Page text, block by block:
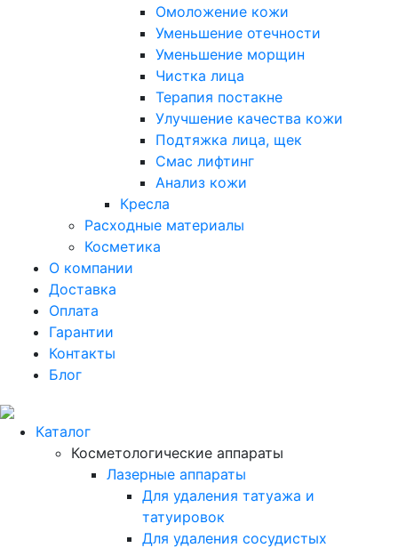
Омоложение кожи
Уменьшение отечности
Уменьшение морщин
Чистка лица
Терапия постакне
Улучшение качества кожи
Подтяжка лица, щек
Смас лифтинг
Анализ кожи
Кресла
Расходные материалы
Косметика
О компании
Доставка
Оплата
Гарантии
Контакты
Блог
Каталог
Косметологические аппараты
Лазерные аппараты
Для удаления татуажа и
татуировок
Для удаления сосудистых